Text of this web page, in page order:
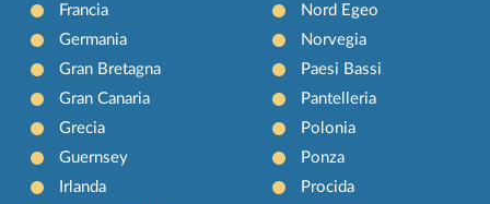
Francia
Germania
Gran Bretagna
Gran Canaria
Grecia
Guernsey
Irlanda
Nord Egeo
Norvegia
Paesi Bassi
Pantelleria
Polonia
Ponza
Procida